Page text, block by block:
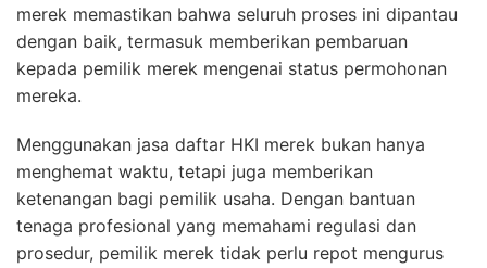
merek memastikan bahwa seluruh proses ini dipantau
dengan baik, termasuk memberikan pembaruan
kepada pemilik merek mengenai status permohonan
mereka.
Menggunakan jasa daftar HKI merek bukan hanya
menghemat waktu, tetapi juga memberikan
ketenangan bagi pemilik usaha. Dengan bantuan
tenaga profesional yang memahami regulasi dan
prosedur, pemilik merek tidak perlu repot mengurus